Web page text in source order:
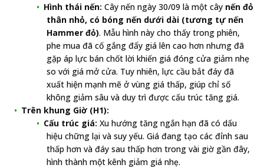
Hình thái nến: Cây nến ngày 30/09 là một cây nến đỏ
thân nhỏ, có bóng nến dưới dài (tương tự nến
Hammer đỏ). Mẫu hình này cho thấy trong phiên,
phe mua đã cố gắng đẩy giá lên cao hơn nhưng đã
gặp áp lực bán chốt lời khiến giá đóng cửa giảm nhẹ
so với giá mở cửa. Tuy nhiên, lực cầu bắt đáy đã
xuất hiện mạnh mẽ ở vùng giá thấp, giúp chỉ số
không giảm sâu và duy trì được cấu trúc tăng giá.
Trên khung Giờ (H1):
Cấu trúc giá: Xu hướng tăng ngắn hạn đã có dấu
hiệu chững lại và suy yếu. Giá đang tạo các đỉnh sau
thấp hơn và đáy sau thấp hơn trong vài giờ gần đây,
hình thành một kênh giảm giá nhẹ.